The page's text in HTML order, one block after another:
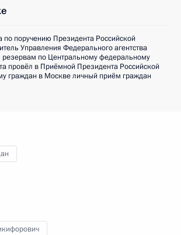
по поручению Президента Российской
Управления Федерального агентства
резервам по Центральному федеральному
провёл в Приёмной Президента Российской
граждан в Москве личный приём граждан